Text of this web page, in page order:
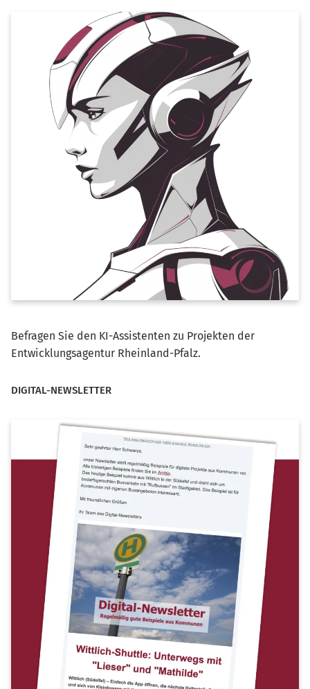
Befragen Sie den KI-Assistenten zu Projekten der
Entwicklungsagentur Rheinland-Pfalz.
DIGITAL-NEWSLETTER